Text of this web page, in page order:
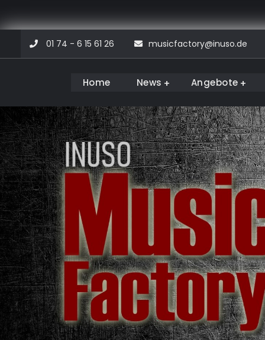
content
01 74 - 6 15 61 26 musicfactory@inuso.de
Musicfactory
Home News Angebote